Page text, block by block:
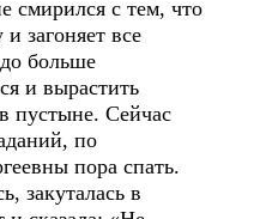
смирился с тем, что
загоняет все
больше
и вырастить
пустыне. Сейчас
по
пора спать.
закуталась в